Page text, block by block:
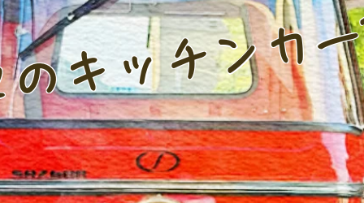
キッチンカ